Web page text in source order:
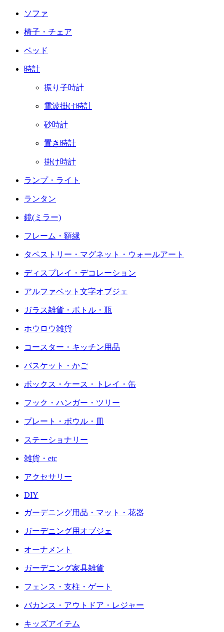
ソファ
椅子・チェア
ベッド
時計
振り子時計
電波掛け時計
砂時計
置き時計
掛け時計
ランプ・ライト
ランタン
鏡(ミラー)
フレーム・額縁
タペストリー・マグネット・ウォールアート
ディスプレイ・デコレーション
アルファベット文字オブジェ
ガラス雑貨・ボトル・瓶
ホウロウ雑貨
コースター・キッチン用品
バスケット・かご
ボックス・ケース・トレイ・缶
フック・ハンガー・ツリー
プレート・ボウル・皿
ステーショナリー
雑貨・etc
アクセサリー
DIY
ガーデニング用品・マット・花器
ガーデニング用オブジェ
オーナメント
ガーデニング家具雑貨
フェンス・支柱・ゲート
バカンス・アウトドア・レジャー
キッズアイテム